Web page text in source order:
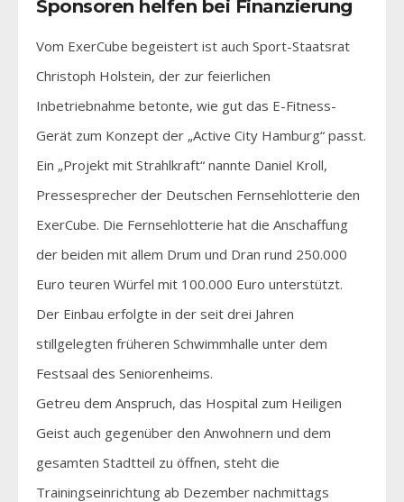
Sponsoren helfen bei Finanzierung
Vom ExerCube begeistert ist auch Sport-Staatsrat
Christoph Holstein, der zur feierlichen
Inbetriebnahme betonte, wie gut das E-Fitness-
Gerät zum Konzept der „Active City Hamburg“ passt.
Ein „Projekt mit Strahlkraft“ nannte Daniel Kroll,
Pressesprecher der Deutschen Fernsehlotterie den
ExerCube. Die Fernsehlotterie hat die Anschaffung
der beiden mit allem Drum und Dran rund 250.000
Euro teuren Würfel mit 100.000 Euro unterstützt.
Der Einbau erfolgte in der seit drei Jahren
stillgelegten früheren Schwimmhalle unter dem
Festsaal des Seniorenheims.
Getreu dem Anspruch, das Hospital zum Heiligen
Geist auch gegenüber den Anwohnern und dem
gesamten Stadtteil zu öffnen, steht die
Trainingseinrichtung ab Dezember nachmittags